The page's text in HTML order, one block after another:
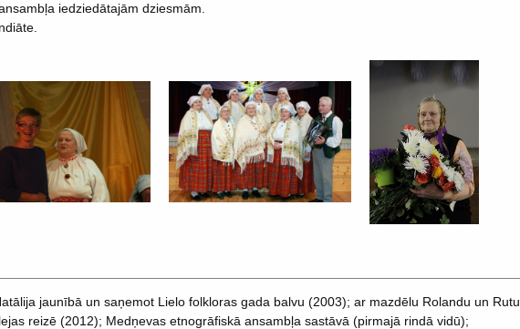
iedziedātajām dziesmām.
jaunībā un saņemot Lielo folkloras gada balvu (2003); ar mazdēlu Rolandu un Rutu
reizē (2012); Medņevas etnogrāfiskā ansambļa sastāvā (pirmajā rindā vidū);